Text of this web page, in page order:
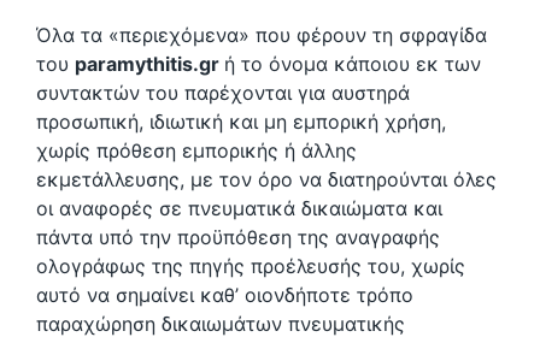
Όλα τα «περιεχόμενα» που φέρουν τη σφραγίδα
του paramythitis.gr ή το όνομα κάποιου εκ των
συντακτών του παρέχονται για αυστηρά
προσωπική, ιδιωτική και μη εμπορική χρήση,
χωρίς πρόθεση εμπορικής ή άλλης
εκμετάλλευσης, με τον όρο να διατηρούνται όλες
οι αναφορές σε πνευματικά δικαιώματα και
πάντα υπό την προϋπόθεση της αναγραφής
ολογράφως της πηγής προέλευσής του, χωρίς
αυτό να σημαίνει καθ’ οιονδήποτε τρόπο
παραχώρηση δικαιωμάτων πνευματικής